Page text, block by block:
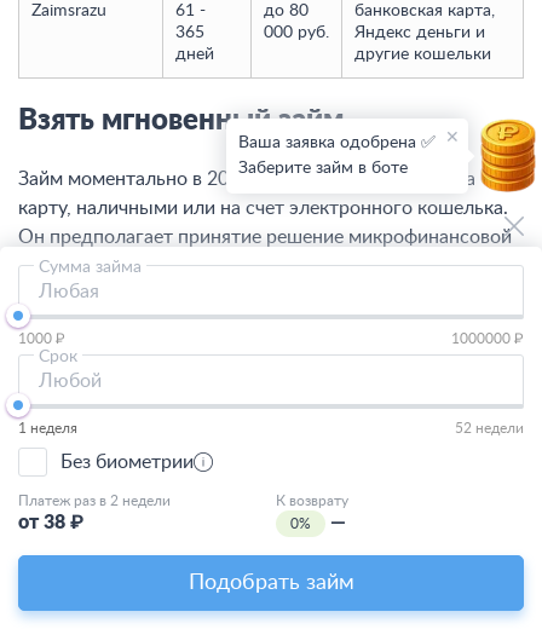
Любая
Сумма займа
1000 ₽ 1000000 ₽
Любой
Срок
1 неделя 52 недели
Без биометрии
Платеж раз в 2 недели
от38 ₽
К возврату
0%
—
Подобрать займ
Zaimsrazu
61 -
365
дней
до 80
000 руб.
банковская карта,
Яндекс деньги и
другие кошельки
Взять мгновенный займ
Займ моментально в 2026 году можно получить на
карту, наличными или на счет электронного кошелька.
Он предполагает принятие решение микрофинансовой
организации за 5-10 минут позайму без проверки
предоставляемой информации. При успешном
погашении первой задолженности дальнейшее
одобрение микрокредитов будет происходить в
автоматическом режиме.
Условия моментальных займов
Моментальный займ без проверки кредитной истории и
без анкеты МФО и МКК России могут взять:
студенты;
Ваша заявка одобрена ✅
Заберите займ в боте